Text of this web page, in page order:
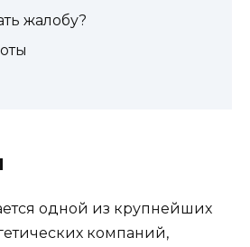
жалобу?
одной из крупнейших
компаний,